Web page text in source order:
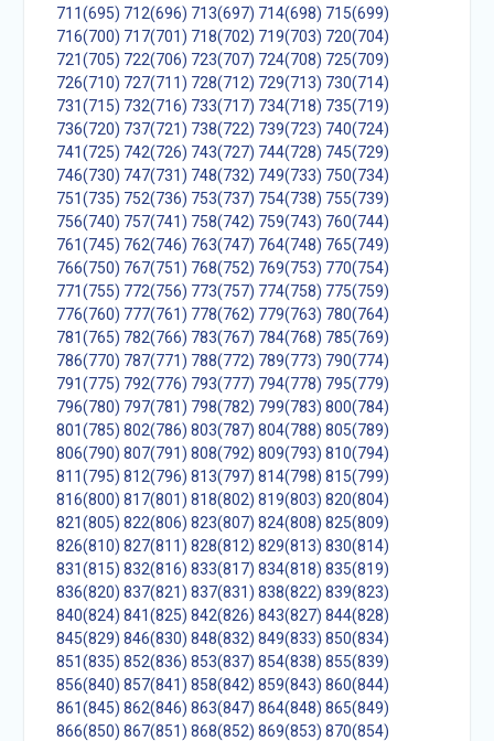
711(695) 712(696) 713(697) 714(698) 715(699)
716(700) 717(701) 718(702) 719(703) 720(704)
721(705) 722(706) 723(707) 724(708) 725(709)
726(710) 727(711) 728(712) 729(713) 730(714)
731(715) 732(716) 733(717) 734(718) 735(719)
736(720) 737(721) 738(722) 739(723) 740(724)
741(725) 742(726) 743(727) 744(728) 745(729)
746(730) 747(731) 748(732) 749(733) 750(734)
751(735) 752(736) 753(737) 754(738) 755(739)
756(740) 757(741) 758(742) 759(743) 760(744)
761(745) 762(746) 763(747) 764(748) 765(749)
766(750) 767(751) 768(752) 769(753) 770(754)
771(755) 772(756) 773(757) 774(758) 775(759)
776(760) 777(761) 778(762) 779(763) 780(764)
781(765) 782(766) 783(767) 784(768) 785(769)
786(770) 787(771) 788(772) 789(773) 790(774)
791(775) 792(776) 793(777) 794(778) 795(779)
796(780) 797(781) 798(782) 799(783) 800(784)
801(785) 802(786) 803(787) 804(788) 805(789)
806(790) 807(791) 808(792) 809(793) 810(794)
811(795) 812(796) 813(797) 814(798) 815(799)
816(800) 817(801) 818(802) 819(803) 820(804)
821(805) 822(806) 823(807) 824(808) 825(809)
826(810) 827(811) 828(812) 829(813) 830(814)
831(815) 832(816) 833(817) 834(818) 835(819)
836(820) 837(821) 837(831) 838(822) 839(823)
840(824) 841(825) 842(826) 843(827) 844(828)
845(829) 846(830) 848(832) 849(833) 850(834)
851(835) 852(836) 853(837) 854(838) 855(839)
856(840) 857(841) 858(842) 859(843) 860(844)
861(845) 862(846) 863(847) 864(848) 865(849)
866(850) 867(851) 868(852) 869(853) 870(854)